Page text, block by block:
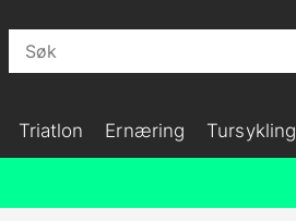
Triatlon Ernæring Tursykling